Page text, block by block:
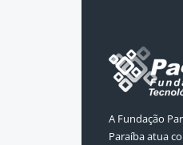
A Fundação
Paraíba atua